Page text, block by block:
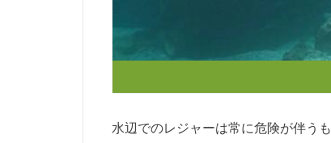
水辺でのレジャーは常に危険が伴う